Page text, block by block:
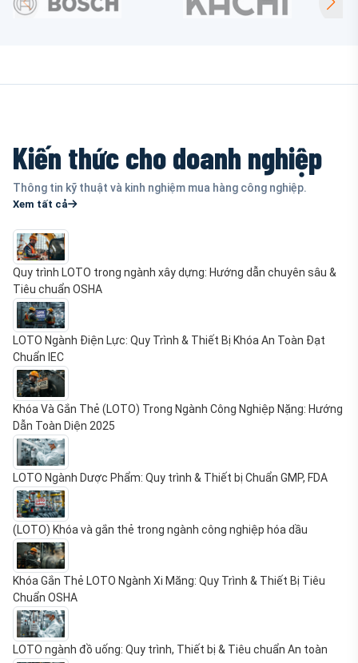
Kiến thức cho doanh nghiệp
Thông tin kỹ thuật và kinh nghiệm mua hàng công nghiệp.
Xem tất cả
Quy trình LOTO trong ngành xây dựng: Hướng dẫn chuyên sâu &
Tiêu chuẩn OSHA
LOTO Ngành Điện Lực: Quy Trình & Thiết Bị Khóa An Toàn Đạt
Chuẩn IEC
Khóa Và Gắn Thẻ (LOTO) Trong Ngành Công Nghiệp Nặng: Hướng
Dẫn Toàn Diện 2025
LOTO Ngành Dược Phẩm: Quy trình & Thiết bị Chuẩn GMP, FDA
(LOTO) Khóa và gắn thẻ trong ngành công nghiệp hóa dầu
Khóa Gắn Thẻ LOTO Ngành Xi Măng: Quy Trình & Thiết Bị Tiêu
Chuẩn OSHA
LOTO ngành đồ uống: Quy trình, Thiết bị & Tiêu chuẩn An toàn